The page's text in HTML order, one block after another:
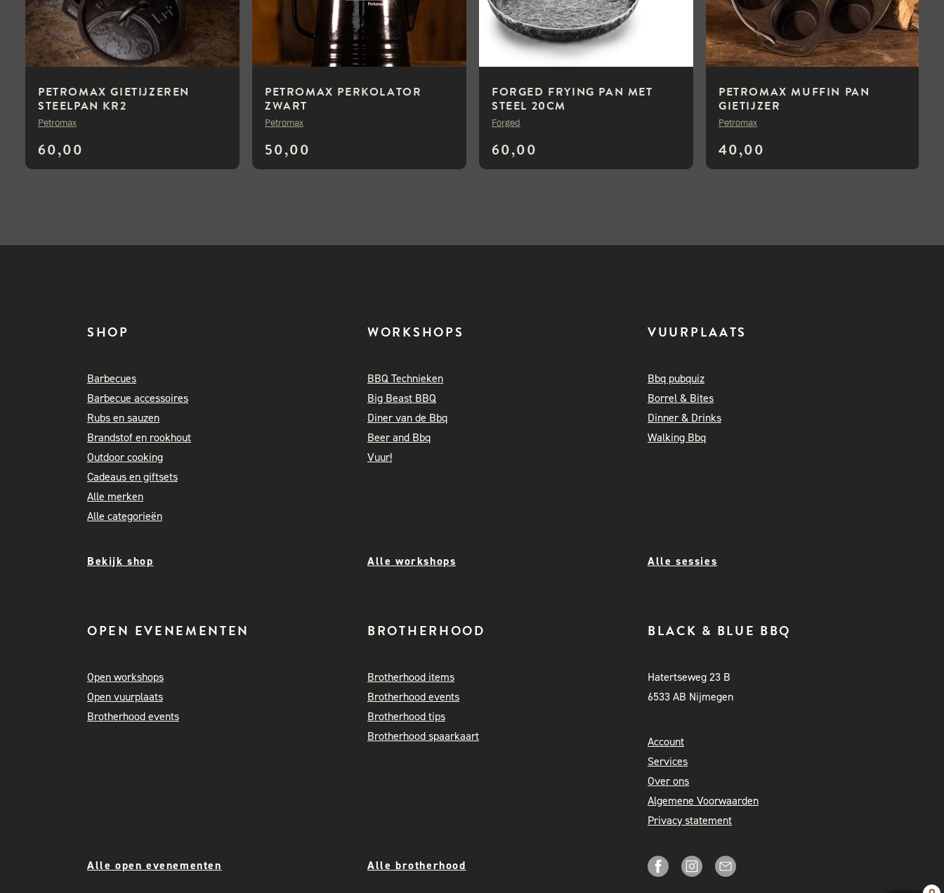
PETROMAX GIETIJZEREN
STEELPAN KR2
60,00
Petromax
PETROMAX PERKOLATOR
ZWART
50,00
Petromax
FORGED FRYING PAN MET
STEEL 20CM
60,00
Forged
PETROMAX MUFFIN PAN
GIETIJZER
40,00
Petromax
SHOP
Barbecues
Barbecue accessoires
Rubs en sauzen
Brandstof en rookhout
Outdoor cooking
Cadeaus en giftsets
Alle merken
Alle categorieën
WORKSHOPS
BBQ Technieken
Big Beast BBQ
Diner van de Bbq
Beer and Bbq
Vuur!
VUURPLAATS
Bbq pubquiz
Borrel & Bites
Dinner & Drinks
Walking Bbq
Bekijk shop Alle workshops Alle sessies
OPEN EVENEMENTEN
Open workshops
Open vuurplaats
Brotherhood events
BROTHERHOOD
Brotherhood items
Brotherhood events
Brotherhood tips
Brotherhood spaarkaart
BLACK & BLUE BBQ
Hatertseweg 23 B
6533 AB Nijmegen
Account
Services
Over ons
Algemene Voorwaarden
Privacy statement
Alle open evenementen Alle brotherhood